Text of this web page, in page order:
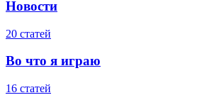
Новости
20 статей
Во что я играю
16 статей